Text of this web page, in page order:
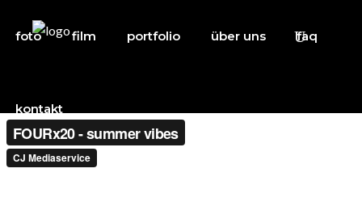
foto film portfolio über uns faq
kontakt